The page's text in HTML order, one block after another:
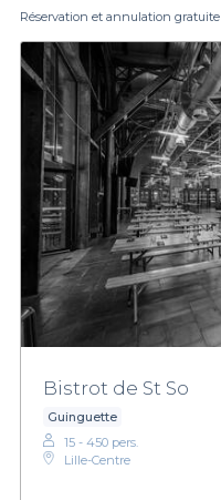
Réservation et annulation gratuite
Bistrot de St So
Guinguette
15 - 450 pers.
Lille-Centre